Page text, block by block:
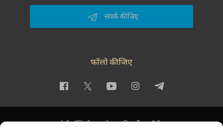
संपर्क कीजिए
फॉलो कीजिए
प्राइवेसी पॉलिसी इस्तेमाल की शर्तें कॉपीराइट